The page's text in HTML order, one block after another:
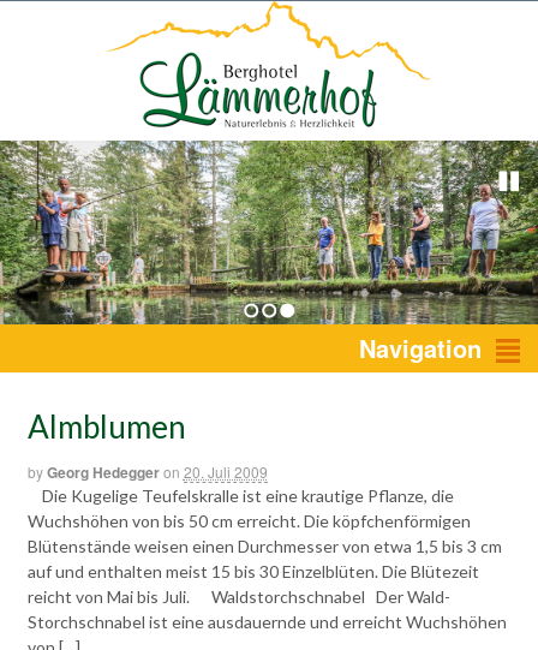
1 2 3 Navigation
Almblumen
byGeorg Hedeggeron 20. Juli 2009
Die Kugelige Teufelskralle ist eine krautige Pflanze, die
Wuchshöhen von bis 50 cm erreicht. Die köpfchenförmigen
Blütenstände weisen einen Durchmesser von etwa 1,5 bis 3 cm
auf und enthalten meist 15 bis 30 Einzelblüten. Die Blütezeit
reicht von Mai bis Juli. Waldstorchschnabel Der Wald-
Storchschnabel ist eine ausdauernde und erreicht Wuchshöhen